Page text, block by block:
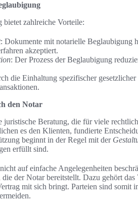
zahlreiche Vorteile:
: Dokumente mit notarielle Beglaubigung
akzeptiert.
: Der Prozess der Beglaubigung
die Einhaltung spezifischer
den Notar
juristische Beratung, die für viele
es den Klienten, fundierte
beginnt in der Regel mit der
erfüllt sind.
auf einfache Angelegenheiten
der Notar bereitstellt. Dazu gehört
mit sich bringt. Parteien sind somit